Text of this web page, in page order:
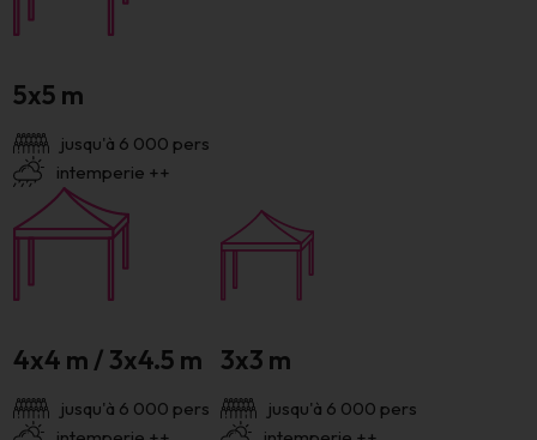
5x5 m
jusqu'à 6 000 pers
intemperie ++
4x4 m / 3x4.5 m
jusqu'à 6 000 pers
3x3 m
jusqu'à 6 000 pers